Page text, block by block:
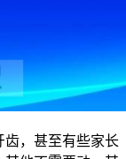
齿，甚至有些家长